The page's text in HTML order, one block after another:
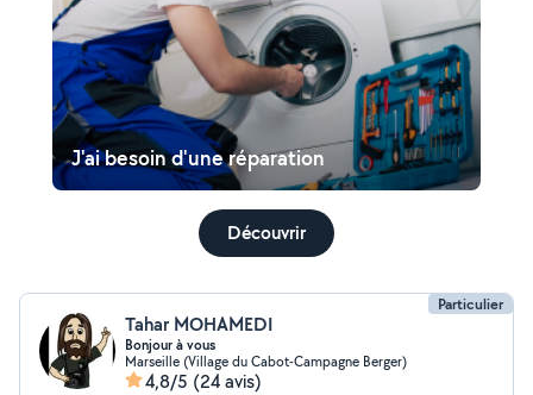
J'ai besoin d'une réparation
Découvrir
Particulier
Tahar MOHAMEDI
Bonjour à vous
Marseille (Village du Cabot-Campagne Berger)
4,8/5 (24 avis)